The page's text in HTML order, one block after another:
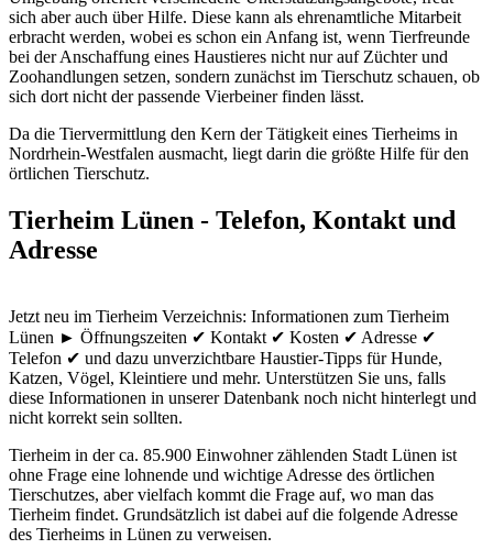
sich aber auch über Hilfe. Diese kann als ehrenamtliche Mitarbeit
erbracht werden, wobei es schon ein Anfang ist, wenn Tierfreunde
bei der Anschaffung eines Haustieres nicht nur auf Züchter und
Zoohandlungen setzen, sondern zunächst im Tierschutz schauen, ob
sich dort nicht der passende Vierbeiner finden lässt.
Da die Tiervermittlung den Kern der Tätigkeit eines Tierheims in
Nordrhein-Westfalen ausmacht, liegt darin die größte Hilfe für den
örtlichen Tierschutz.
Tierheim Lünen - Telefon, Kontakt und
Adresse
Jetzt neu im Tierheim Verzeichnis: Informationen zum Tierheim
Lünen ► Öffnungszeiten ✔ Kontakt ✔ Kosten ✔ Adresse ✔
Telefon ✔ und dazu unverzichtbare Haustier-Tipps für Hunde,
Katzen, Vögel, Kleintiere und mehr. Unterstützen Sie uns, falls
diese Informationen in unserer Datenbank noch nicht hinterlegt und
nicht korrekt sein sollten.
Tierheim in der ca. 85.900 Einwohner zählenden Stadt Lünen ist
ohne Frage eine lohnende und wichtige Adresse des örtlichen
Tierschutzes, aber vielfach kommt die Frage auf, wo man das
Tierheim findet. Grundsätzlich ist dabei auf die folgende Adresse
des Tierheims in Lünen zu verweisen.